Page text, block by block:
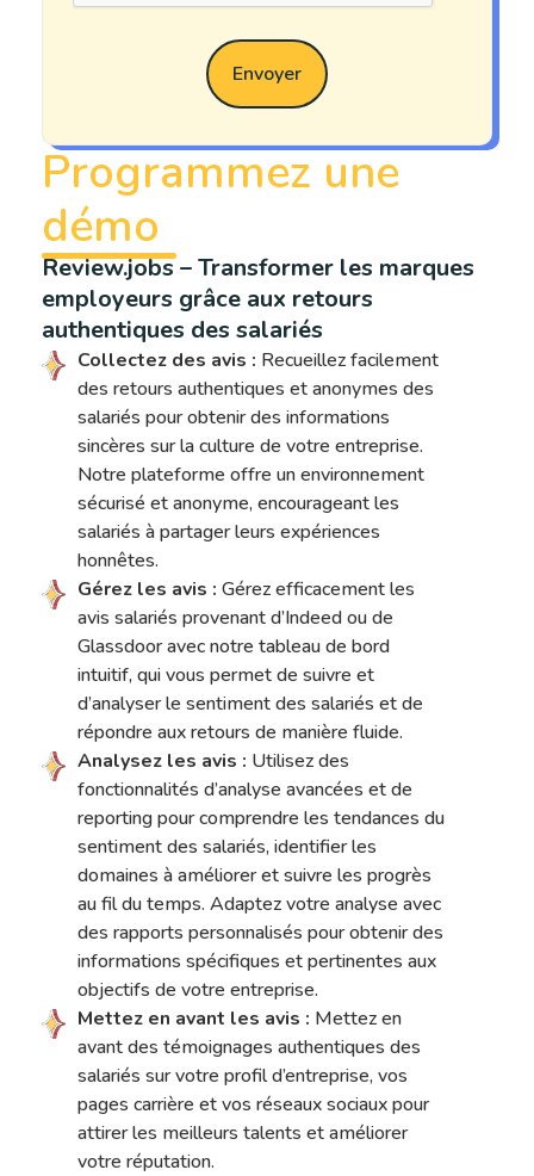
Programmez une
démo
Review.jobs – Transformer les marques
employeurs grâce aux retours
authentiques des salariés
Collectez des avis : Recueillez facilement
des retours authentiques et anonymes des
salariés pour obtenir des informations
sincères sur la culture de votre entreprise.
Notre plateforme offre un environnement
sécurisé et anonyme, encourageant les
salariés à partager leurs expériences
honnêtes.
Gérez les avis : Gérez efficacement les
avis salariés provenant d’Indeed ou de
Glassdoor avec notre tableau de bord
intuitif, qui vous permet de suivre et
d’analyser le sentiment des salariés et de
répondre aux retours de manière fluide.
Analysez les avis : Utilisez des
fonctionnalités d’analyse avancées et de
reporting pour comprendre les tendances du
sentiment des salariés, identifier les
domaines à améliorer et suivre les progrès
au fil du temps. Adaptez votre analyse avec
des rapports personnalisés pour obtenir des
informations spécifiques et pertinentes aux
objectifs de votre entreprise.
Mettez en avant les avis : Mettez en
avant des témoignages authentiques des
salariés sur votre profil d’entreprise, vos
pages carrière et vos réseaux sociaux pour
attirer les meilleurs talents et améliorer
votre réputation.
Envoyer